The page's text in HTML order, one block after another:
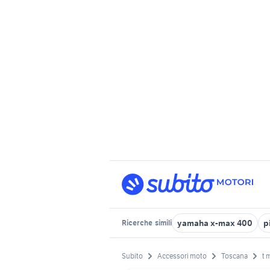
Ricerche simili yamaha x-max 400
Subito Accessori moto Toscana t